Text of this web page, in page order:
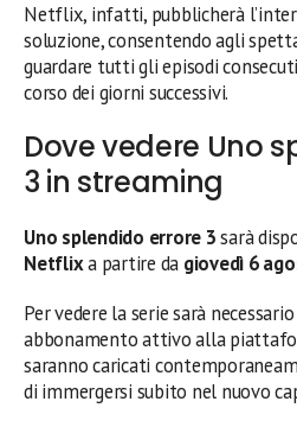
Netflix, infatti, pubblicherà
soluzione, consentendo agli
guardare tutti gli episodi
corso dei giorni successivi.
Dove vedere Uno
3 in streaming
Uno splendido errore 3sarà
Netflixa partire da giovedì 6
Per vedere la serie sarà
abbonamento attivo alla
saranno caricati
di immergersi subito nel nuovo